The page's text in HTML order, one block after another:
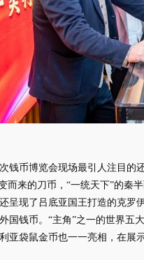
币博览会现场最引人注目的还
而来的刀币，“一统天下”的秦
呈现了吕底亚国王打造的克罗
国钱币。“主角”之一的世界
亚袋鼠金币也一一亮相，在展